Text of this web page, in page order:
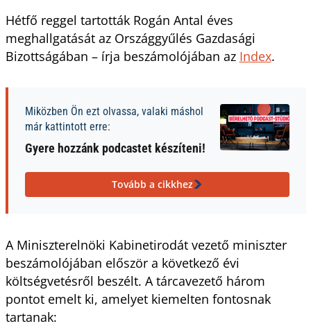
Hétfő reggel tartották Rogán Antal éves
meghallgatását az Országgyűlés Gazdasági
Bizottságában – írja beszámolójában az Index.
Miközben Ön ezt olvassa, valaki máshol
már kattintott erre:
Gyere hozzánk podcastet készíteni!
Tovább a cikkhez
A Miniszterelnöki Kabinetirodát vezető miniszter
beszámolójában először a következő évi
költségvetésről beszélt. A tárcavezető három
pontot emelt ki, amelyet kiemelten fontosnak
tartanak: